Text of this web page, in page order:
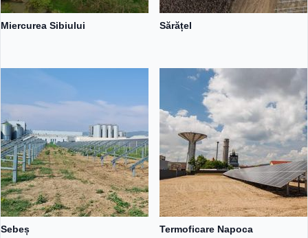
Miercurea Sibiului Sărățel
Sebeș Termoficare Napoca